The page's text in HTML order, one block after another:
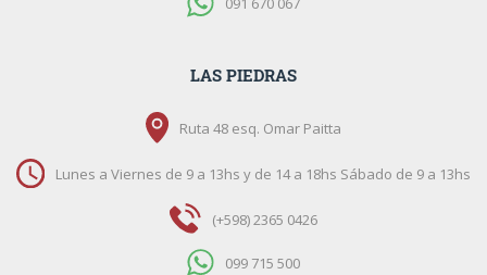
091 670 067
LAS PIEDRAS
Ruta 48 esq. Omar Paitta
Lunes a Viernes de 9 a 13hs y de 14 a 18hs Sábado de 9 a 13hs
(+598) 2365 0426
099 715 500